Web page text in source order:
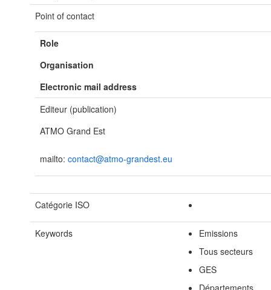
Point of contact
Role
Organisation
Electronic mail address
Editeur (publication)
ATMO Grand Est
mailto: contact@atmo-grandest.eu
Catégorie ISO
Keywords
Emissions
Tous secteurs
GES
Départements